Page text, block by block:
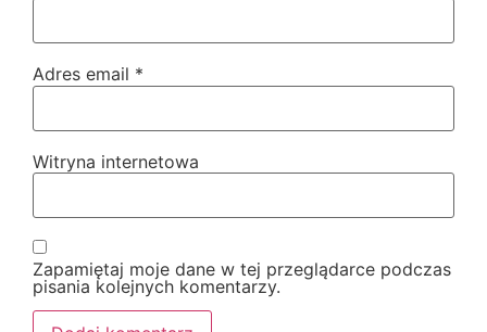
Adres email *
Witryna internetowa
Zapamiętaj moje dane w tej przeglądarce podczas
pisania kolejnych komentarzy.